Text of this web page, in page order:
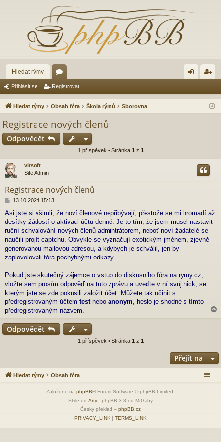
Hledat rýmy
ór
a lá ist
Přihlásit se Registrovat
Hledat rýmy Obsah fóra Škola rýmů Sborovna
Registrace nových členů
Odpovědět
1 příspěvek • Stránka 1 z 1
vitsoft
Site Admin
Registrace nových členů
P
í
s
p
e
k
13.10.2024 15:13
Asi jste si všimli, že noví členové nepřibývají, přestože se mi hromadí až
desítky žádostí o aktivaci účtu denně. Je to tím, že jsem musel nastavit
ruční schvalování nových členů admintrátorem, neboť noví žadatelé se
naučili projít captchu. Obvykle se vyznačují exotickým jménem, zjevně
generovanou mailovou adresou, a kdybych je schválil, jen by
zaplevelovali fóra pochybnými odkazy.
Pokud jste skutečný zájemce o vstup do diskusního fóra na rymy.cz,
vložte sem prosím odpověď na tuto zprávu a uveďte v ní svůj nick, se
kterým jste se zde pokusili založit účet. Můžete tak učinit s
předregistrovaným účtem test nebo anonym , heslo je shodné s tímto
předregistrovaným názvem.
Odpovědět
1 příspěvek • Stránka 1 z 1
Přejít na
Hledat rýmy Obsah fóra
Založeno na phpBB® Forum Software © phpBB Limited
Style od Arty - phpBB 3.3 od MrGaby
Český překlad – phpBB.cz
PRIVACY_LINK | TERMS_LINK